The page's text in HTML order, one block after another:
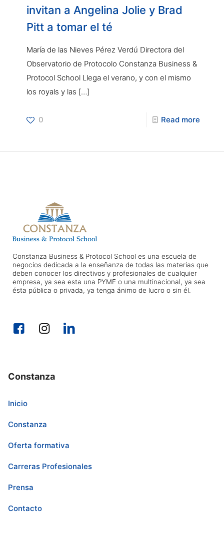
invitan a Angelina Jolie y Brad
Pitt a tomar el té
María de las Nieves Pérez Verdú Directora del
Observatorio de Protocolo Constanza Business &
Protocol School Llega el verano, y con el mismo
los royals y las […]
0 Read more
Constanza Business & Protocol School es una escuela de
negocios dedicada a la enseñanza de todas las materias que
deben conocer los directivos y profesionales de cualquier
empresa, ya sea esta una PYME o una multinacional, ya sea
ésta pública o privada, ya tenga ánimo de lucro o sin él.
Constanza
Inicio
Constanza
Oferta formativa
Carreras Profesionales
Prensa
Contacto